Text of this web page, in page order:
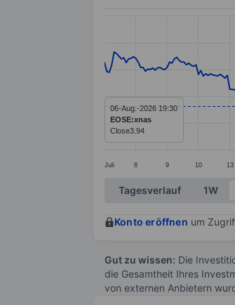
Line chart with 299 data
The chart has 1 X axis
The chart has 1 Y axis
Juli 8 9 10 13
06-Aug.-2026 19:30
EOSE:xnas
Close3.94
End of interactive chart.
Tagesverlauf 1W
Konto eröffnen um
Gut zu wissen: Die
die Gesamtheit Ihres
von externen Anbietern